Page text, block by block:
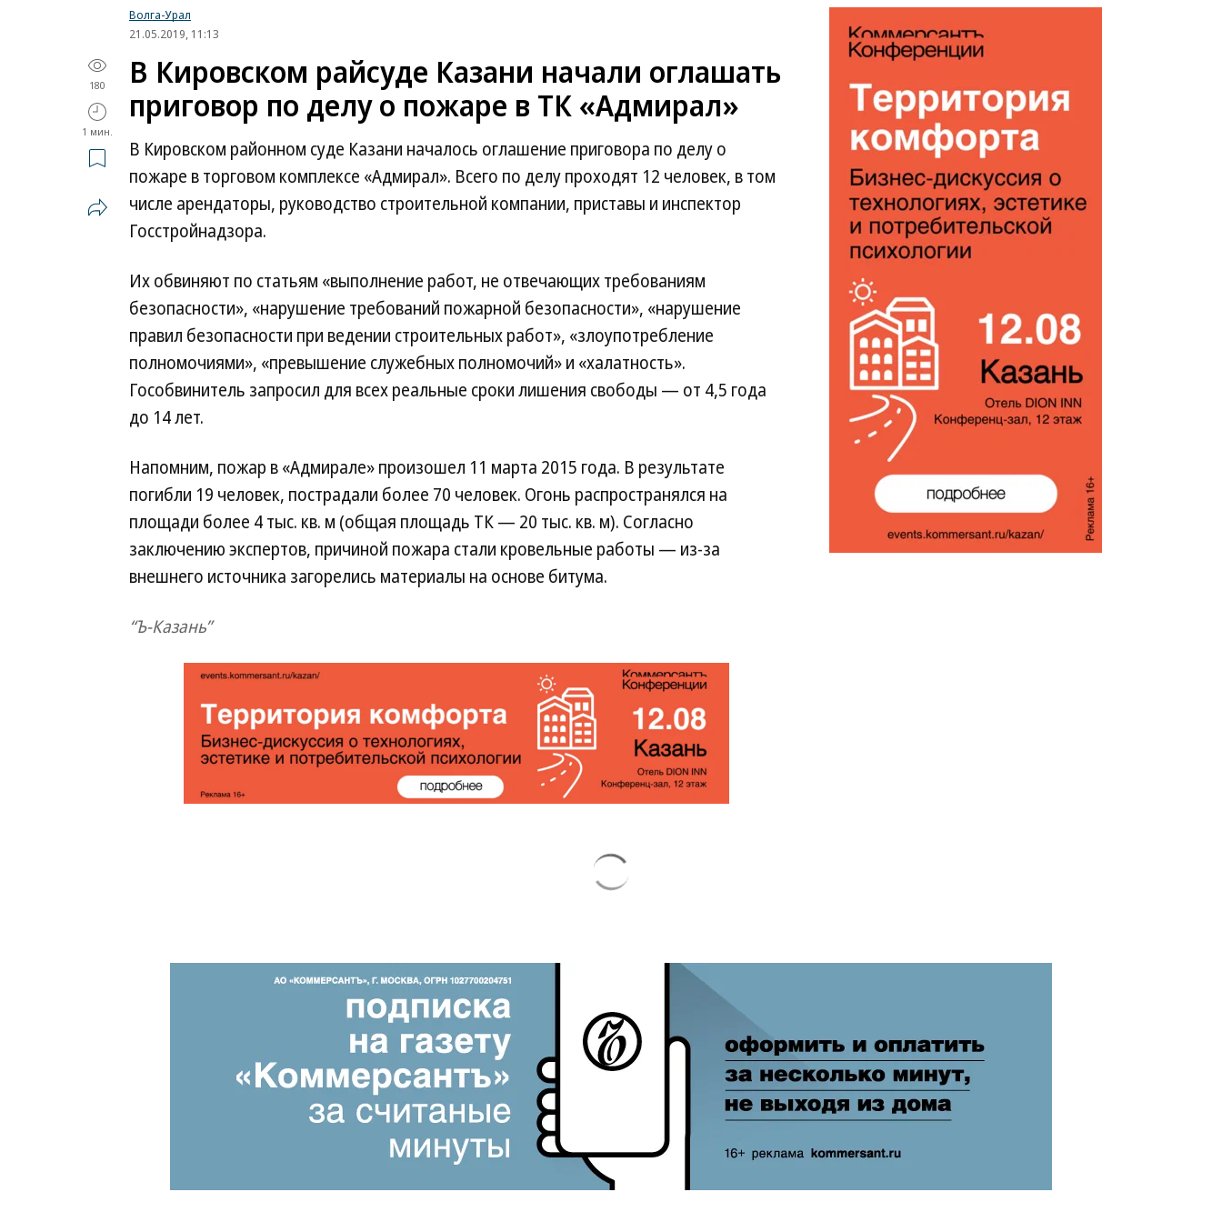
Волга-Урал
21.05.2019, 11:13
180
1 мин.
В Кировском райсуде Казани начали оглашать
приговор по делу о пожаре в ТК «Адмирал»
В Кировском районном суде Казани началось оглашение приговора по делу о
пожаре в торговом комплексе «Адмирал». Всего по делу проходят 12 человек, в том
числе арендаторы, руководство строительной компании, приставы и инспектор
Госстройнадзора.
Их обвиняют по статьям «выполнение работ, не отвечающих требованиям
безопасности», «нарушение требований пожарной безопасности», «нарушение
правил безопасности при ведении строительных работ», «злоупотребление
полномочиями», «превышение служебных полномочий» и «халатность».
Гособвинитель запросил для всех реальные сроки лишения свободы — от 4,5 года
до 14 лет.
Напомним, пожар в «Адмирале» произошел 11 марта 2015 года. В результате
погибли 19 человек, пострадали более 70 человек. Огонь распространялся на
площади более 4 тыс. кв. м (общая площадь ТК — 20 тыс. кв. м). Согласно
заключению экспертов, причиной пожара стали кровельные работы — из-за
внешнего источника загорелись материалы на основе битума.
“Ъ-Казань”